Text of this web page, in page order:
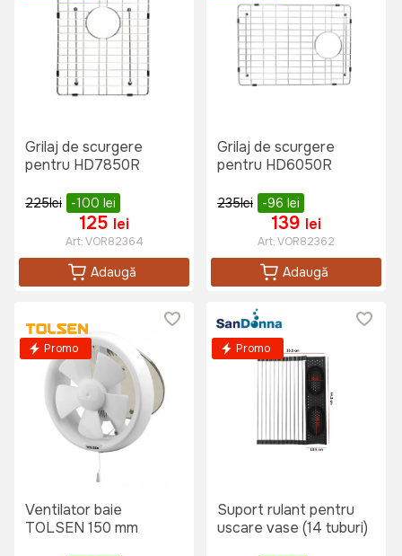
Grilaj de scurgere
pentru HD7850R
225lei -100 lei
125 lei
Art:VOR82364
Adaugă
Grilaj de scurgere
pentru HD6050R
235lei -96 lei
139 lei
Art:VOR82362
Adaugă
Promo
Ventilator baie
TOLSEN 150 mm
Promo
Suport rulant pentru
uscare vase (14 tuburi)